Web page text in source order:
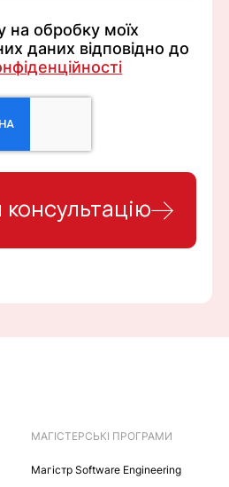
на обробку моїх
даних відповідно до
МАГІСТЕРСЬКІ ПРОГРАМИ
Maгістр Software Engineering